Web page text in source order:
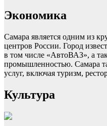
Экономика
Самара является одним из
центров России. Город
в том числе «АвтоВАЗ», а
промышленностью. Самара
услуг, включая туризм,
Культура